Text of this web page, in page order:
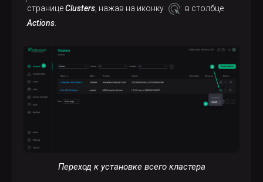
страницеClusters , нажав на иконку
в столбце
Actions
Переход к установке всего кластера